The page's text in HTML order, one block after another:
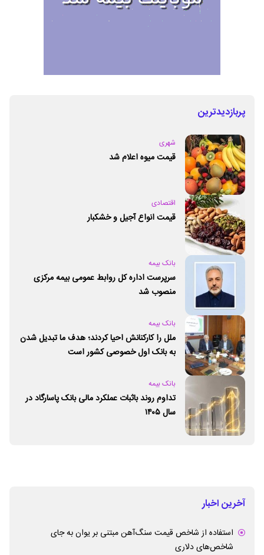
پربازدیدترین
شهری
قیمت میوه اعلام شد
اقتصادی
قیمت انواع آجیل و خشکبار
بانک بیمه
سرپرست اداره کل روابط عمومی بیمه مرکزی
منصوب شد
بانک بیمه
ملل را کارکنانش احیا کردند؛ هدف ما تبدیل شدن
به بانک اول خصوصی کشور است
بانک بیمه
تداوم روند باثبات عملکرد مالی بانک پاسارگاد در
سال ۱۴۰۵
آخرین اخبار
استفاده از شاخص قیمت سنگ‌آهن مبتنی بر یوان به جای
شاخص‌های دلاری